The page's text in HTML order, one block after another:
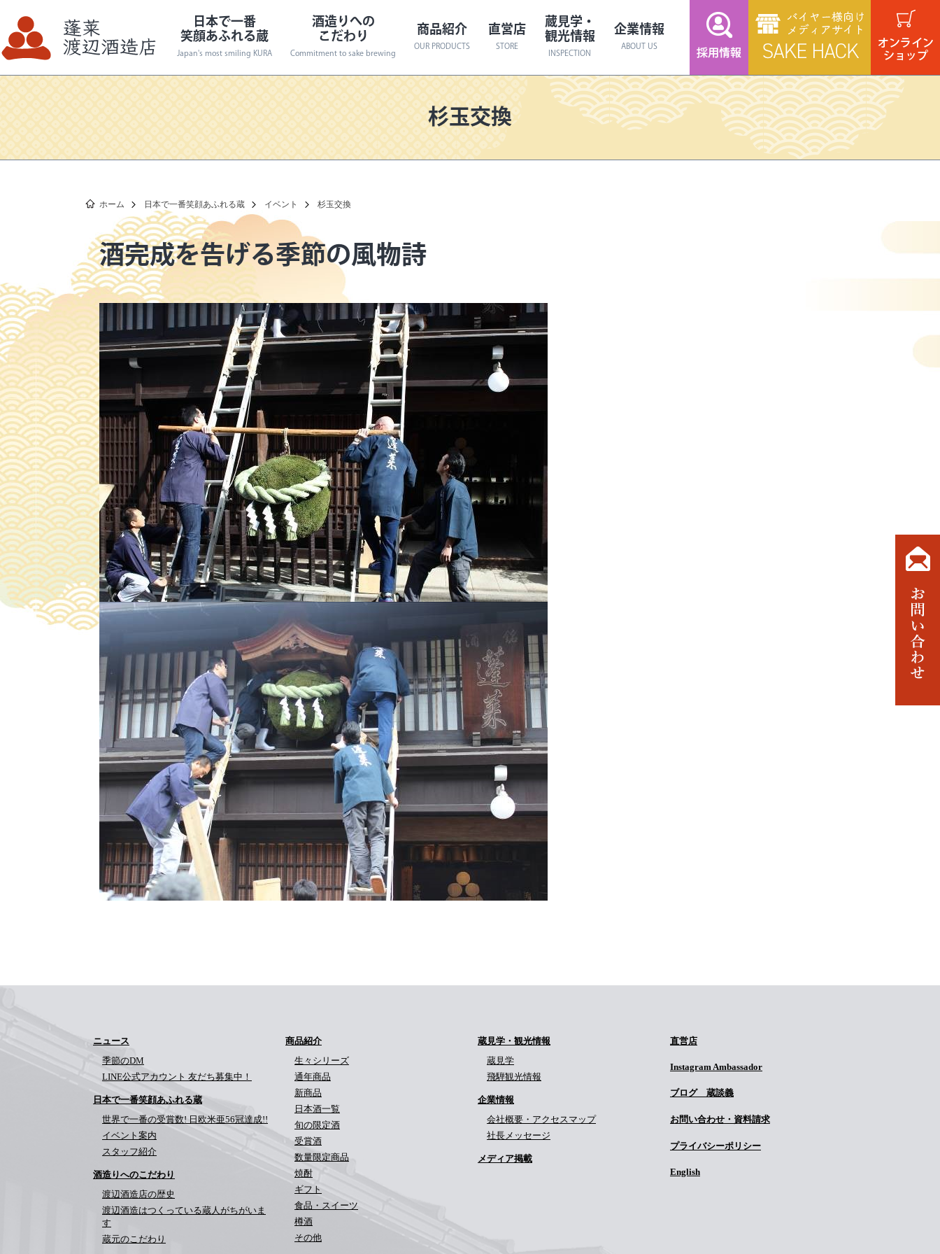
日本で一番
笑顔あふれる蔵
Japan's most smiling KURA
世界で一番の受賞数! 日欧米亜56冠達成!! イベント案内 スタッフ紹介
酒造りへの
こだわり
Commitment to sake brewing
渡辺酒造はつくっている蔵人がちがいます 蔵元のこだわり
商品紹介
OUR PRODUCTS
旬の限定酒 受賞酒 数量限定商品 ギフト
食品・スイーツ
直営店
STORE
蔵見学・
観光情報
INSPECTION
蔵見学 観光情報
企業情報
ABOUT US
社長メッセージ アクセスマップ
杉玉交換
ホーム 日本で一番笑顔あふれる蔵 イベント 杉玉交換
酒完成を告げる季節の風物詩
ニュース
季節のDM
LINE公式アカウント 友だち募集中！
日本で一番笑顔あふれる蔵
世界で一番の受賞数! 日欧米亜56冠達成!!
イベント案内
スタッフ紹介
酒造りへのこだわり
渡辺酒造店の歴史
渡辺酒造はつくっている蔵人がちがいま
す
蔵元のこだわり
商品紹介
生々シリーズ
通年商品
新商品
日本酒一覧
旬の限定酒
受賞酒
数量限定商品
焼酎
ギフト
食品・スイーツ
樽酒
その他
蔵見学・観光情報
蔵見学
飛騨観光情報
企業情報
会社概要・アクセスマップ
社長メッセージ
メディア掲載
直営店
Instagram Ambassador
ブログ 蔵談義
お問い合わせ・資料請求
プライバシーポリシー
English